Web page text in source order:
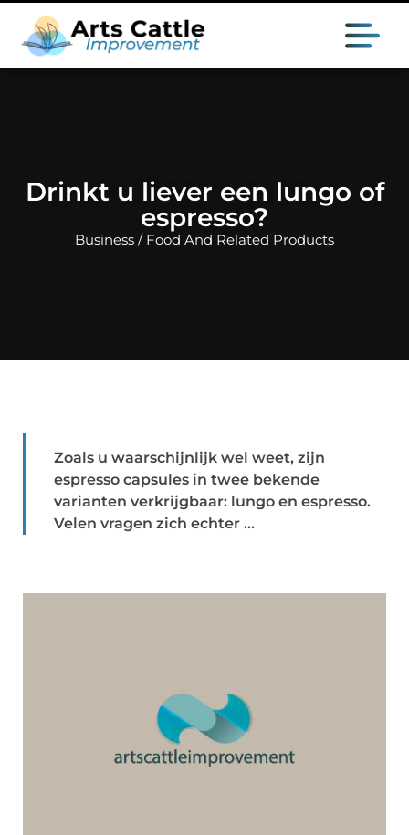
Drinkt u liever een lungo of
espresso?
Business / Food And Related Products
Zoals u waarschijnlijk wel weet, zijn
espresso capsules in twee bekende
varianten verkrijgbaar: lungo en espresso.
Velen vragen zich echter ...